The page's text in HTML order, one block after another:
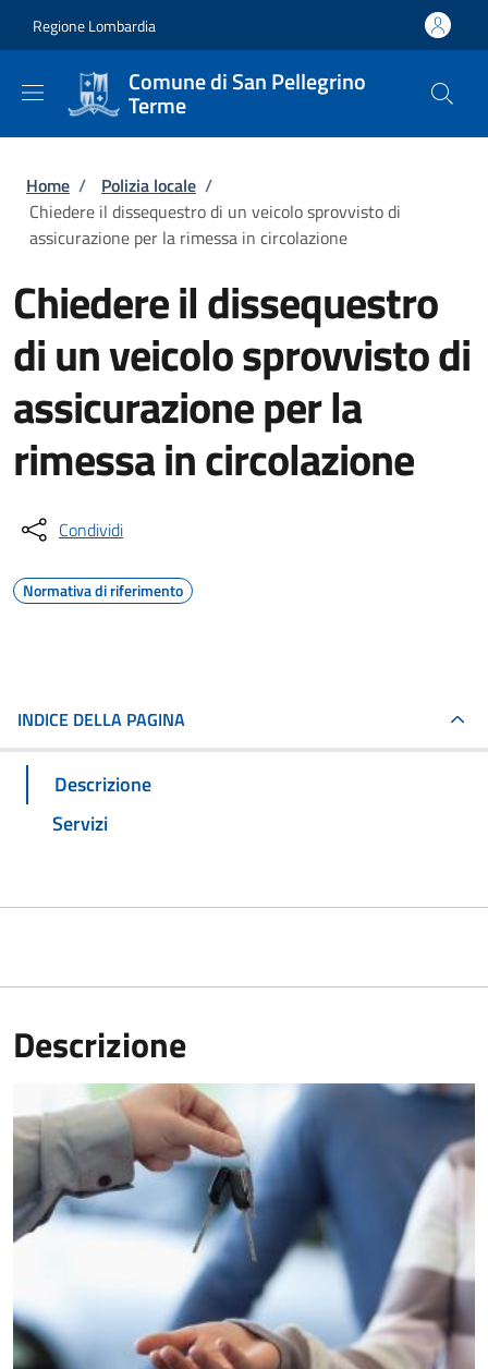
Regione Lombardia
Comune di San Pellegrino
Terme
Briciole di pane
Home / Polizia locale /
Chiedere il dissequestro di un veicolo sprovvisto di
assicurazione per la rimessa in circolazione
Chiedere il dissequestro
di un veicolo sprovvisto di
assicurazione per la
rimessa in circolazione
Condividi
Normativa di riferimento
INDICE DELLA PAGINA
Descrizione
Servizi
Descrizione